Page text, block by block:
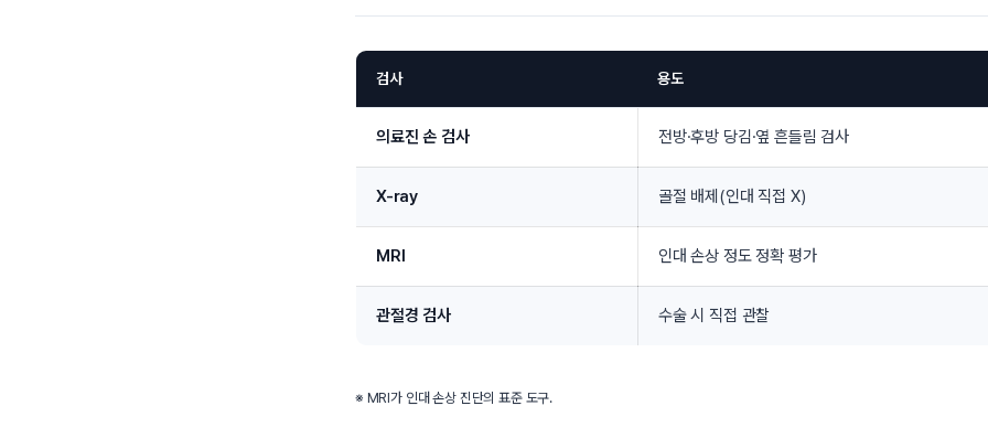
검사 용도
의료진 손 검사 전방·후방 당김·옆 흔들림 검사
X-ray 골절 배제(인대 직접 X)
MRI 인대 손상 정도 정확 평가
관절경 검사 수술 시 직접 관찰
※ MRI가 인대 손상 진단의 표준 도구.